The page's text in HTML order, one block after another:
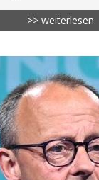
>> weiterlesen